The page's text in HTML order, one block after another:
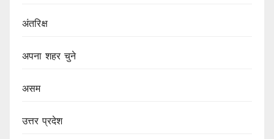
अंतरिक्ष
अपना शहर चुने
असम
उत्तर प्रदेश